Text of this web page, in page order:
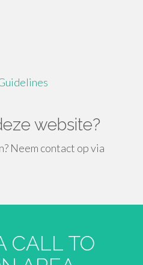
website?
Neem contact op via
CALL TO